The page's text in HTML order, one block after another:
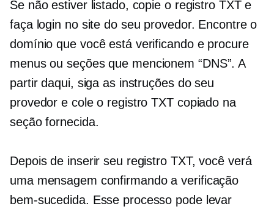
Se não estiver listado, copie o registro TXT e
faça login no site do seu provedor. Encontre o
domínio que você está verificando e procure
menus ou seções que mencionem “DNS”. A
partir daqui, siga as instruções do seu
provedor e cole o registro TXT copiado na
seção fornecida.
Depois de inserir seu registro TXT, você verá
uma mensagem confirmando a verificação
bem-sucedida. Esse processo pode levar